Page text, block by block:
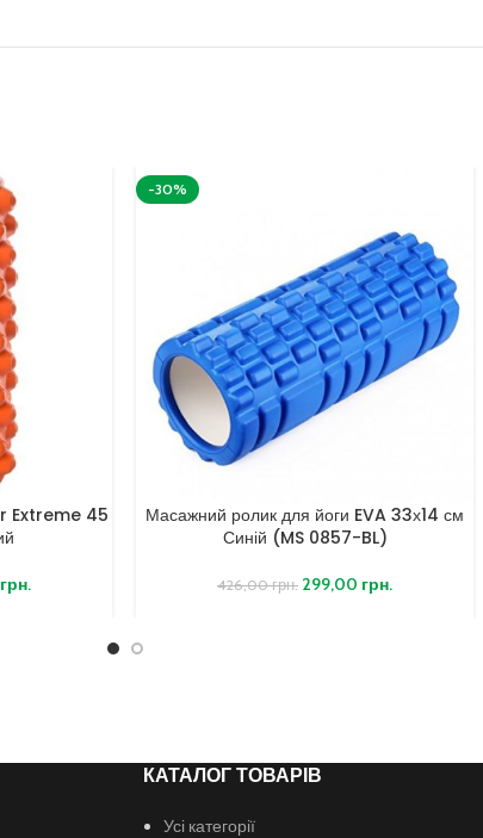
Extreme 45
грн.
-30%
Масажний ролик для йоги EVA 33х14 см
Синій (MS 0857-BL)
426,00грн. 299,00 грн.
КАТАЛОГ ТОВАРІВ
Усі категорії